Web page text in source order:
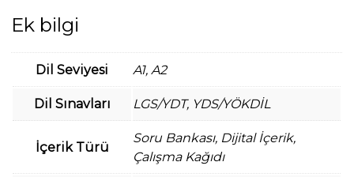
Ek bilgi
Dil Seviyesi A1, A2
Dil Sınavları LGS/YDT, YDS/YÖKDİL
İçerik Türü
Soru Bankası, Dijital İçerik,
Çalışma Kağıdı